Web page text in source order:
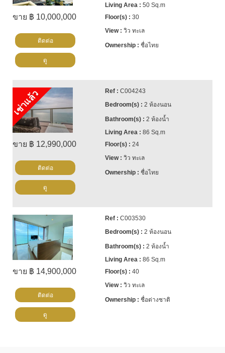
ขาย ฿ 10,000,000
50 Sq.m
30
วิว ทะเล
ชื่อไทย
ติดต่อ
ดู
เช่าแล้ว
ขาย ฿ 12,990,000
C004243
2 ห้องนอน
2 ห้องน้ำ
86 Sq.m
24
วิว ทะเล
ชื่อไทย
ติดต่อ
ดู
ขาย ฿ 14,900,000
C003530
2 ห้องนอน
2 ห้องน้ำ
86 Sq.m
40
วิว ทะเล
ชื่อต่างชาติ
ติดต่อ
ดู